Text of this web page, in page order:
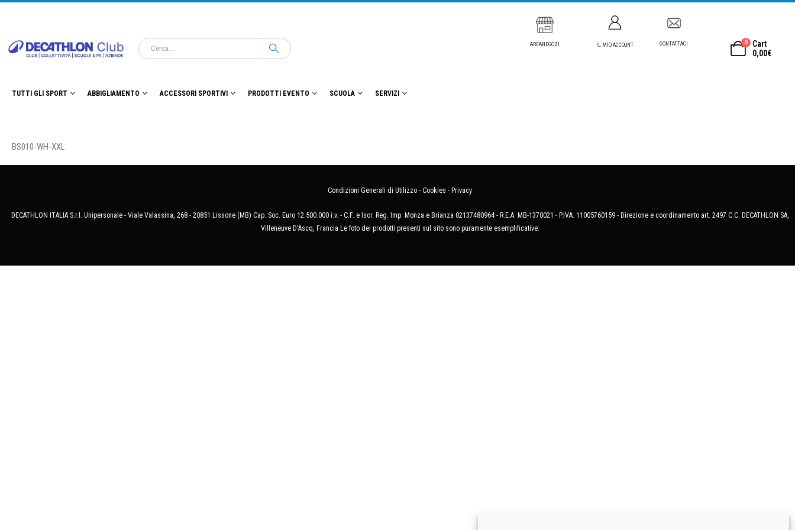
AREANEGOZI IL MIO ACCOUNT CONTATTACI 0
Cart
0,00€
TUTTI GLI SPORT ABBIGLIAMENTO ACCESSORI SPORTIVI PRODOTTI EVENTO SCUOLA SERVIZI
BS010-WH-XXL
Condizioni Generali di Utilizzo - Cookies - Privacy
DECATHLON ITALIA S.r.l. Unipersonale - Viale Valassina, 268 - 20851 Lissone (MB) Cap. Soc. Euro 12.500.000 i.v. - C.F. e Iscr. Reg. Imp. Monza e Brianza 02137480964 - R.E.A. MB-1370021 - P.IVA. 11005760159 - Direzione e coordinamento art. 2497 C.C. DECATHLON SA,
Villeneuve D'Ascq, Francia Le foto dei prodotti presenti sul sito sono puramente esemplificative.